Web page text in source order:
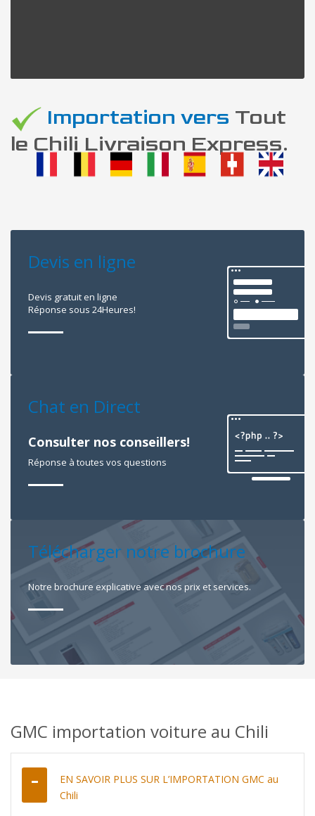
Importation vers Tout
le Chili Livraison Express.
Devis en ligne
Devis gratuit en ligne
Réponse sous 24Heures!
Chat en Direct
Consulter nos conseillers!
Réponse à toutes vos questions
Télécharger notre brochure
Notre brochure explicative avec nos prix et services.
GMC importation voiture au Chili
EN SAVOIR PLUS SUR L’IMPORTATION GMC au
Chili